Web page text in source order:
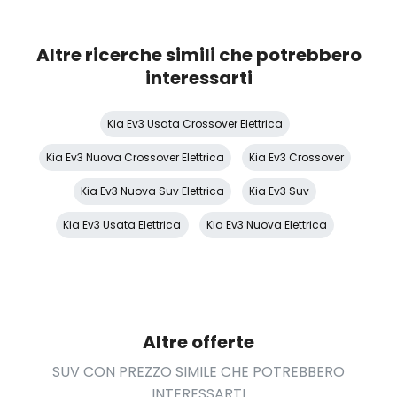
Poggiatesta posteriori regolabili
Sedile riscaldato lato guidatore
Sedili abbattibili
Altre ricerche simili che potrebbero
interessarti
Kia Ev3 Usata Crossover Elettrica
Kia Ev3 Nuova Crossover Elettrica Kia Ev3 Crossover
Kia Ev3 Nuova Suv Elettrica Kia Ev3 Suv
Kia Ev3 Usata Elettrica Kia Ev3 Nuova Elettrica
Altre offerte
SUV CON PREZZO SIMILE CHE POTREBBERO